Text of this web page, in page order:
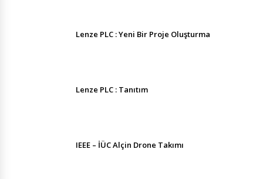
Lenze PLC : Yeni Bir Proje Oluşturma
Lenze PLC : Tanıtım
IEEE – İÜC Alçin Drone Takımı